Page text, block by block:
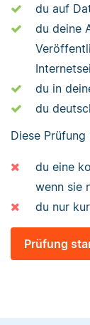
du auf
du deine
du in
du
Diese Prüfung
du eine
wenn sie
du nur
Prüfung